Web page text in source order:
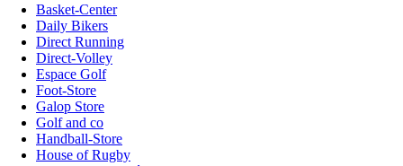
Basket-Center
Daily Bikers
Direct Running
Direct-Volley
Espace Golf
Foot-Store
Galop Store
Golf and co
Handball-Store
House of Rugby